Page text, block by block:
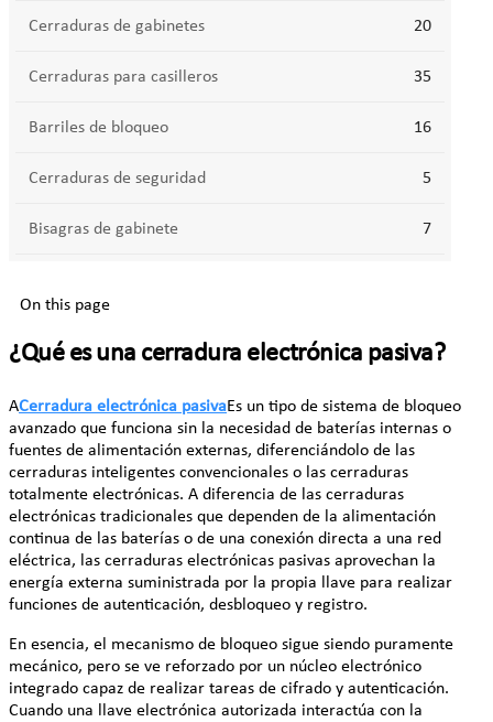
Cerraduras de gabinetes 20
Cerraduras para casilleros 35
Barriles de bloqueo 16
Cerraduras de seguridad 5
Bisagras de gabinete 7
On this page
¿Qué es una cerradura electrónica pasiva?
ACerradura electrónica pasivaEs un tipo de sistema de bloqueo
avanzado que funciona sin la necesidad de baterías internas o
fuentes de alimentación externas, diferenciándolo de las
cerraduras inteligentes convencionales o las cerraduras
totalmente electrónicas. A diferencia de las cerraduras
electrónicas tradicionales que dependen de la alimentación
continua de las baterías o de una conexión directa a una red
eléctrica, las cerraduras electrónicas pasivas aprovechan la
energía externa suministrada por la propia llave para realizar
funciones de autenticación, desbloqueo y registro.
En esencia, el mecanismo de bloqueo sigue siendo puramente
mecánico, pero se ve reforzado por un núcleo electrónico
integrado capaz de realizar tareas de cifrado y autenticación.
Cuando una llave electrónica autorizada interactúa con la